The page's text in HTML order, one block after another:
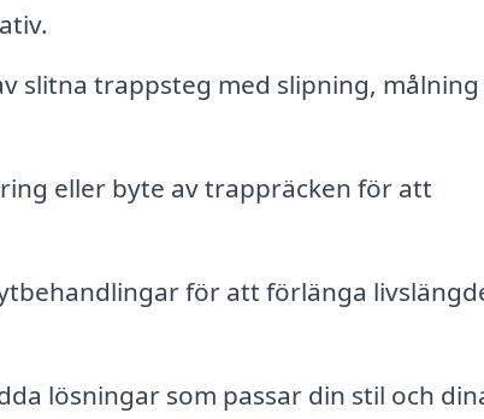
slitna trappsteg med slipning,
eller byte av trappräcken för att
för att förlänga
lösningar som passar din stil och